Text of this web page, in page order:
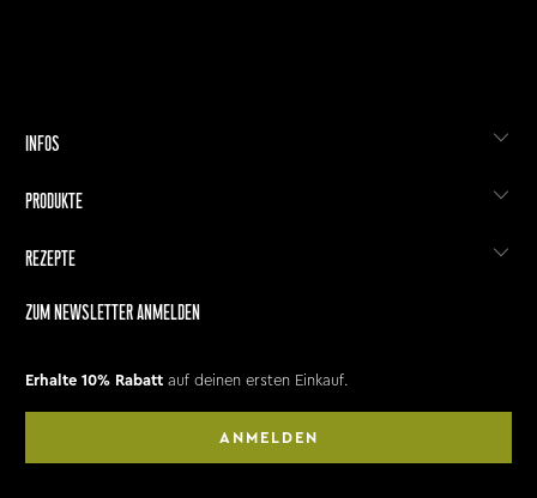
INFOS
PRODUKTE
REZEPTE
ZUM NEWSLETTER ANMELDEN
Erhalte 10% Rabatt auf deinen ersten Einkauf.
ANMELDEN